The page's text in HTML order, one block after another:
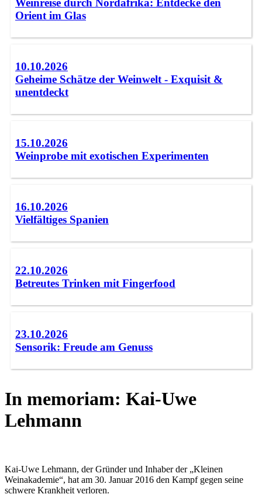
Weinreise durch Nordafrika: Entdecke den
Orient im Glas
10.10.2026
Geheime Schätze der Weinwelt - Exquisit &
unentdeckt
15.10.2026
Weinprobe mit exotischen Experimenten
16.10.2026
Vielfältiges Spanien
22.10.2026
Betreutes Trinken mit Fingerfood
23.10.2026
Sensorik: Freude am Genuss
In memoriam: Kai-Uwe
Lehmann
Kai-Uwe Lehmann, der Gründer und Inhaber der „Kleinen
Weinakademie“, hat am 30. Januar 2016 den Kampf gegen seine
schwere Krankheit verloren.